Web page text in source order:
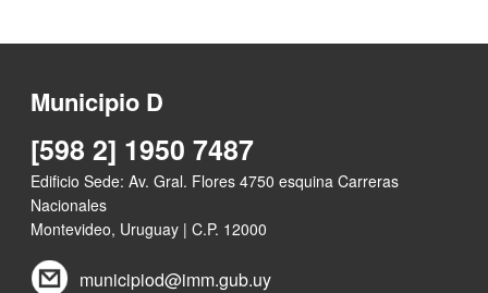
Municipio D
[598 2] 1950 7487
Edificio Sede: Av. Gral. Flores 4750 esquina Carreras
Nacionales
Montevideo, Uruguay | C.P. 12000
municipiod@imm.gub.uy